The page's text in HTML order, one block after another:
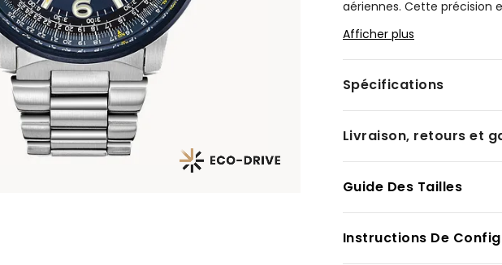
aériennes. Cette précision
rotative, et l’heure affichée
placage ionique, un
jaunes, avec le logo officiel
Eco-Drive de CITIZEN et
besoin de pile.
Modèle #:BJ7006-56L
Afficher plus
Spécifications
Livraison, retours et
Guide Des Tailles
Instructions De